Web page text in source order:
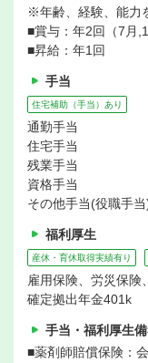
※年齢、経験、能力
■賞与：年2回（7月
■昇給：年1回
手当
住宅補助（手当）あり
通勤手当
住宅手当
残業手当
資格手当
その他手当(役職手当
福利厚生
産休・育休取得実績有り
雇用保険、労災保険
確定拠出年金401k
手当・福利厚生
■薬剤師賠償保険：